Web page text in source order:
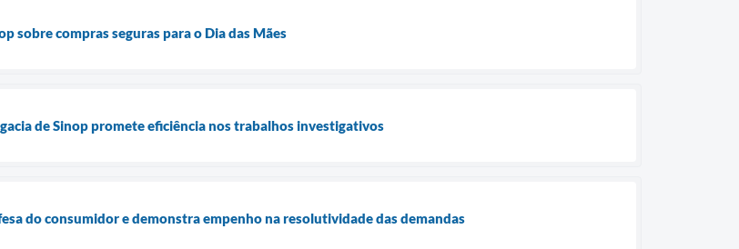
sobre compras seguras para o Dia das Mães
de Sinop promete eficiência nos trabalhos investigativos
do consumidor e demonstra empenho na resolutividade das demandas